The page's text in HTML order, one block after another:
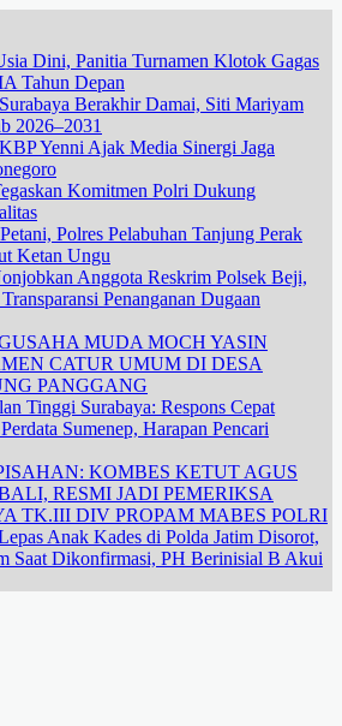
Dini, Panitia Turnamen Klotok Gagas
Tahun Depan
Berakhir Damai, Siti Mariyam
2026–2031
Yenni Ajak Media Sinergi Jaga
Komitmen Polri Dukung
Polres Pelabuhan Tanjung Perak
Ketan Ungu
Anggota Reskrim Polsek Beji,
Penanganan Dugaan
MUDA MOCH YASIN
CATUR UMUM DI DESA
PANGGANG
Tinggi Surabaya: Respons Cepat
Sumenep, Harapan Pencari
KOMBES KETUT AGUS
RESMI JADI PEMERIKSA
TK.III DIV PROPAM MABES POLRI
Anak Kades di Polda Jatim Disorot,
Saat Dikonfirmasi, PH Berinisial B Akui